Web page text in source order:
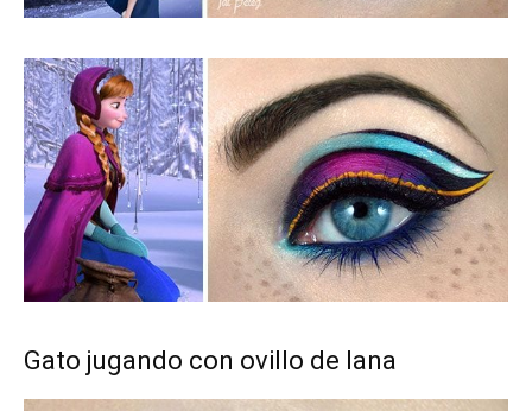
Gato jugando con ovillo de lana